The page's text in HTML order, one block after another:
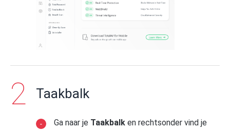
Taakbalk
Ga naar je Taakbalk en rechtsonder vind je